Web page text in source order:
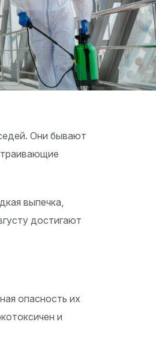
Они бывают
выпечка,
достигают
опасность их
и